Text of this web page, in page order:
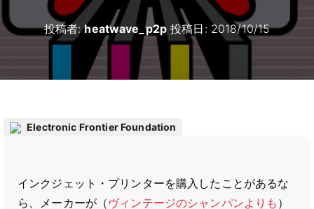
投稿者:heatwave_p2p 投稿日: 2018/10/15
Electronic Frontier Foundation
インクジェット・プリンターを購入したことがあるな
ら、メーカーが（ ヴィンテージのシャンパンよりも ）